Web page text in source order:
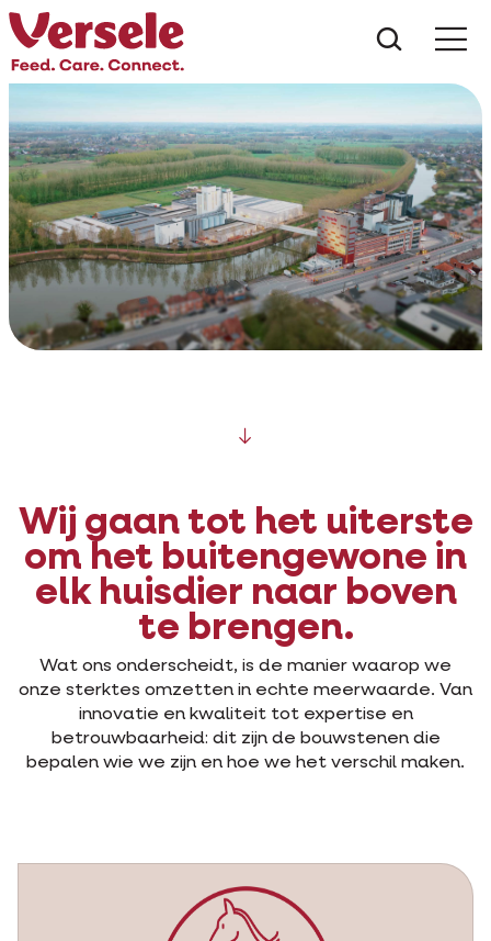
Wij gaan tot het uiterste
om het buitengewone in
elk huisdier naar boven
te brengen.
Wat ons onderscheidt, is de manier waarop we
onze sterktes omzetten in echte meerwaarde. Van
innovatie en kwaliteit tot expertise en
betrouwbaarheid: dit zijn de bouwstenen die
bepalen wie we zijn en hoe we het verschil maken.